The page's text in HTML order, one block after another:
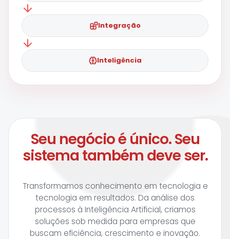
Integração
Inteligência
Seu negócio é único. Seu
sistema também deve ser.
Transformamos conhecimento em tecnologia e
tecnologia em resultados. Da análise dos
processos à Inteligência Artificial, criamos
soluções sob medida para empresas que
buscam eficiência, crescimento e inovação.